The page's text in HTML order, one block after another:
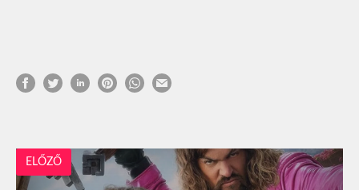
ELŐZŐ